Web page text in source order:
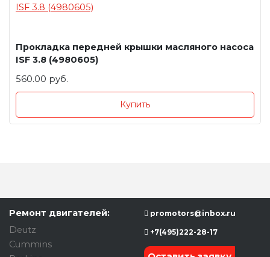
Прокладка передней крышки масляного насоса
ISF 3.8 (4980605)
560.00 руб.
Купить
Ремонт двигателей:
Deutz
Cummins
promotors@inbox.ru
+7(495)222-28-17